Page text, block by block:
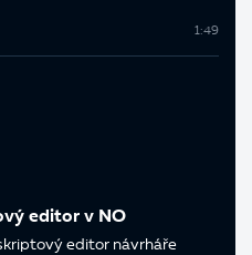
1:49
editor v NO
editor návrháře